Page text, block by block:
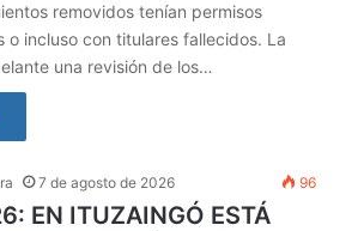
removidos tenían permisos
o incluso con titulares fallecidos. La
una revisión de los…
7 de agosto de 2026 96
EN ITUZAINGÓ ESTÁ